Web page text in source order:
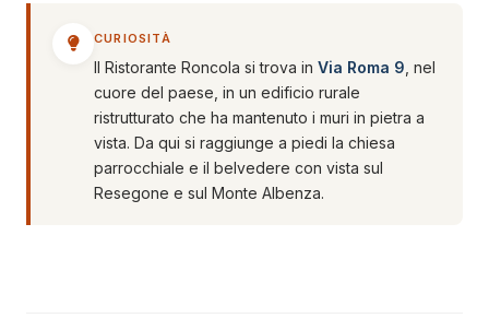
CURIOSITÀ
Il Ristorante Roncola si trova in Via Roma 9 , nel
cuore del paese, in un edificio rurale
ristrutturato che ha mantenuto i muri in pietra a
vista. Da qui si raggiunge a piedi la chiesa
parrocchiale e il belvedere con vista sul
Resegone e sul Monte Albenza.